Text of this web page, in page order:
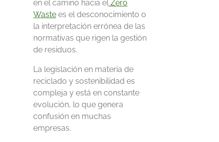
en el camino hacia el Zero
Wastees el desconocimiento o
la interpretación errónea de las
normativas que rigen la gestión
de residuos.
La legislación en materia de
reciclado y sostenibilidad es
compleja y está en constante
evolución, lo que genera
confusión en muchas
empresas.